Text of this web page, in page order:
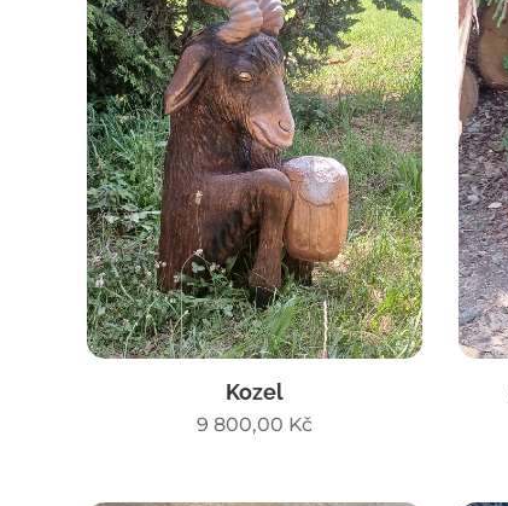
Kozel
9 800,00 Kč